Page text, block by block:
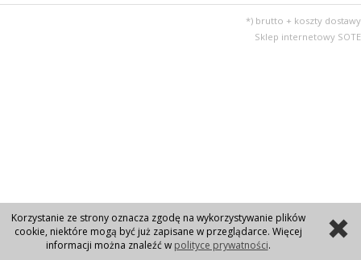
*) brutto + koszty dostawy
Sklep internetowy SOTE
Korzystanie ze strony oznacza zgodę na wykorzystywanie plików
cookie, niektóre mogą być już zapisane w przeglądarce. Więcej
informacji można znaleźć w polityce prywatności.